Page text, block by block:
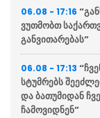
06.08 - 17:16
ვუთმობთ
განვითარებას”
06.08 - 17:13
სტუმრებს
და ბათუმიდან
ჩამოვიდნენ”